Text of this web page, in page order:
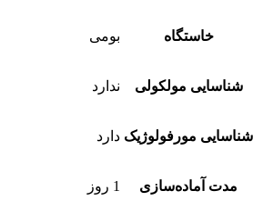
خاستگاه بومی
شناسایی مولکولی ندارد
شناسایی مورفولوژیک دارد
مدت آماده‌سازی 1 روز